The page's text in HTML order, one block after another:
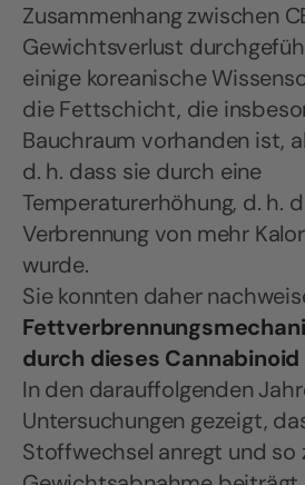
Zusammenhang zwischen
Gewichtsverlust
einige koreanische
die Fettschicht, die
Bauchraum vorhanden ist,
d. h. dass sie durch eine
Temperaturerhöhung, d. h.
Verbrennung von mehr
wurde.
Sie konnten daher
durch dieses
In den darauffolgenden
Untersuchungen gezeigt,
Stoffwechsel anregt und so